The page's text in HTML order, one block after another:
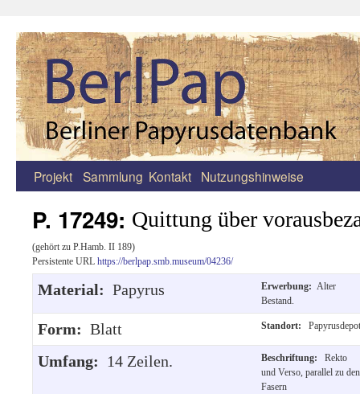
Zum
Projekt Sammlung Kontakt Nutzungshinweise
P. 17249: Quittung über
(gehört zu P.Hamb. II 189)
Persistente URL https://berlpap.smb.museum/04236/
Material: Papyrus Erwerbung: Alter
Bestand.
Form: Blatt Standort: Papyrusdepot
Umfang: 14 Zeilen. Beschriftung:
Rekto
und Verso, parallel zu den
Fasern